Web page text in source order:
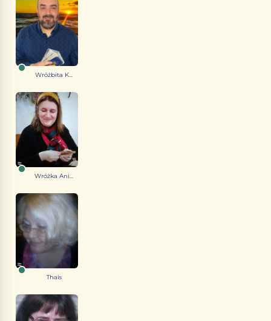
Wróżbita K...
Wróżka Ani...
Thais